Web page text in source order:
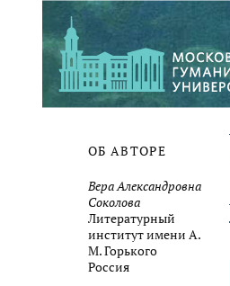
ОБ АВТОРЕ
Вера Александровна
Соколова
Литературный
институт имени А.
М. Горького
Россия